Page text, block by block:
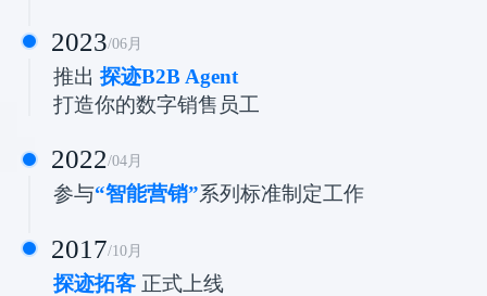
2023/06月
推出 探迹B2B Agent
打造你的数字销售员工
2022/04月
参与“智能营销”系列标准制定工作
2017/10月
探迹拓客 正式上线